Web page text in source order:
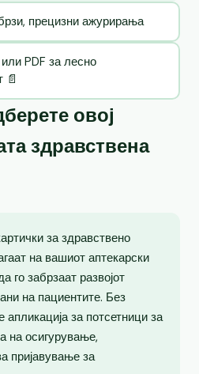
прецизни ажурирања
PDF за лесно
📄
овој
здравствена
за здравствено
на вашиот аптекарски
го забрзаат развојот
на пациентите. Без
апликација за потсетници за
на осигурување,
пријавување за